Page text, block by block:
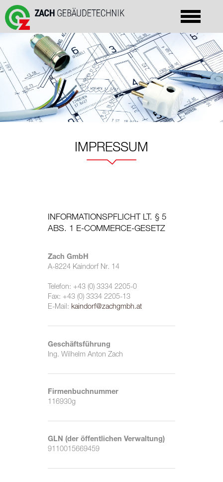
IMPRESSUM
INFORMATIONSPFLICHT LT. § 5
ABS. 1 E-COMMERCE-GESETZ
Zach GmbH
A-8224 Kaindorf Nr. 14
Telefon: +43 (0) 3334 2205-0
Fax: +43 (0) 3334 2205-13
E-Mail: kaindorf@zachgmbh.at
Geschäftsführung
Ing. Wilhelm Anton Zach
Firmenbuchnummer
116930g
GLN (der öffentlichen Verwaltung)
9110015669459